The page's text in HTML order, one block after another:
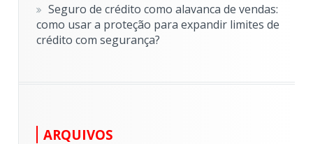
Seguro de crédito como alavanca de vendas:
como usar a proteção para expandir limites de
crédito com segurança?
ARQUIVOS